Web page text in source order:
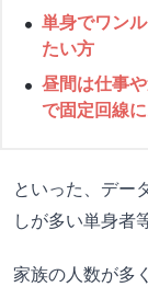
単身でワン
たい方
昼間は仕事
で固定回線
といった、デー
しが多い単身者
家族の人数が多